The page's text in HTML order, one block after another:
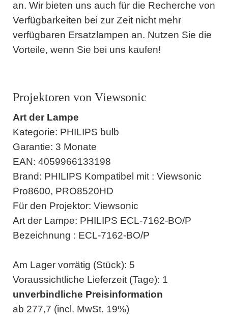
an. Wir bieten uns auch für die Recherche von
Verfügbarkeiten bei zur Zeit nicht mehr
verfügbaren Ersatzlampen an. Nutzen Sie die
Vorteile, wenn Sie bei uns kaufen!
Projektoren von Viewsonic
Art der Lampe
Kategorie: PHILIPS bulb
Garantie: 3 Monate
EAN: 4059966133198
Brand: PHILIPS Kompatibel mit : Viewsonic
Pro8600, PRO8520HD
Für den Projektor: Viewsonic
Art der Lampe: PHILIPS ECL-7162-BO/P
Bezeichnung : ECL-7162-BO/P
Am Lager vorrätig (Stück): 5
Voraussichtliche Lieferzeit (Tage): 1
unverbindliche Preisinformation
ab 277,7 (incl. MwSt. 19%)